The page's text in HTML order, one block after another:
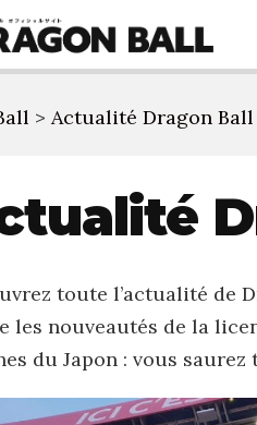
> Actualité Dragon Ball
toute l’actualité de
les nouveautés de la
du Japon : vous